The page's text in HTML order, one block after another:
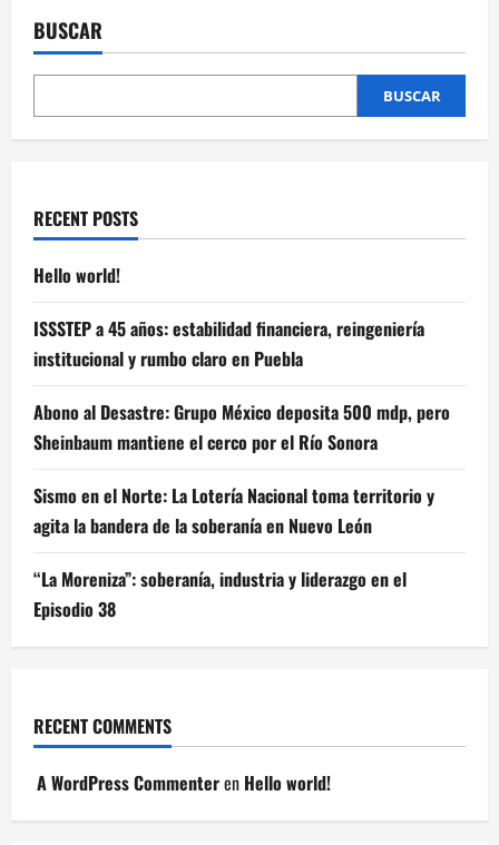
BUSCAR
BUSCAR
RECENT POSTS
Hello world!
ISSSTEP a 45 años: estabilidad financiera, reingeniería
institucional y rumbo claro en Puebla
Abono al Desastre: Grupo México deposita 500 mdp, pero
Sheinbaum mantiene el cerco por el Río Sonora
Sismo en el Norte: La Lotería Nacional toma territorio y
agita la bandera de la soberanía en Nuevo León
“La Moreniza”: soberanía, industria y liderazgo en el
Episodio 38
RECENT COMMENTS
A WordPress Commenteren Hello world!